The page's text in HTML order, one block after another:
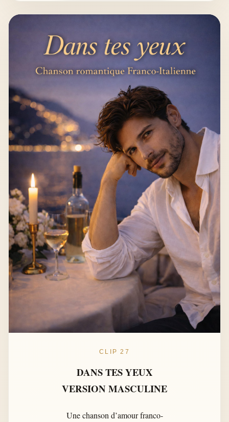
CLIP 27
DANS TES YEUX
VERSION MASCULINE
Une chanson d’amour franco-